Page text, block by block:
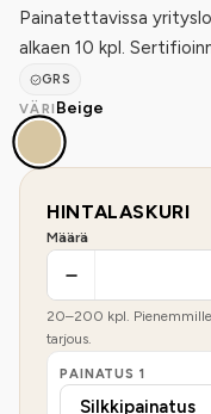
Painatettavissa
alkaen 10 kpl.
GRS
VÄRI Beige
HINTALASKURI
Määrä
20–200 kpl.
tarjous.
PAINATUS 1